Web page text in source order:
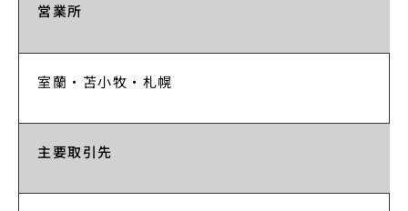
営業所
室蘭・苫小牧・札幌
主要取引先